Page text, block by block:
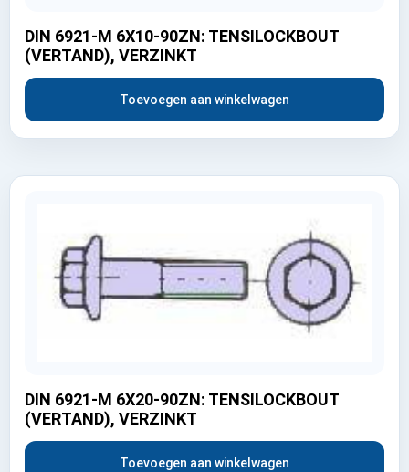
DIN 6921-M 6X10-90ZN: TENSILOCKBOUT
(VERTAND), VERZINKT
Toevoegen aan winkelwagen
DIN 6921-M 6X20-90ZN: TENSILOCKBOUT
(VERTAND), VERZINKT
Toevoegen aan winkelwagen